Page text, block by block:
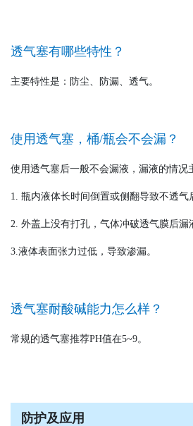
透气塞有哪些特性？
主要特性是：防尘、防漏、透气。
使用透气塞，桶/瓶会不会漏？
使用透气塞后一般不会漏液，漏液的情况
1. 瓶内液体长时间倒置或侧翻导致不透气
2. 外盖上没有打孔，气体冲破透气膜后漏
3.液体表面张力过低，导致渗漏。
透气塞耐酸碱能力怎么样？
常规的透气塞推荐PH值在5~9。
防护及应用